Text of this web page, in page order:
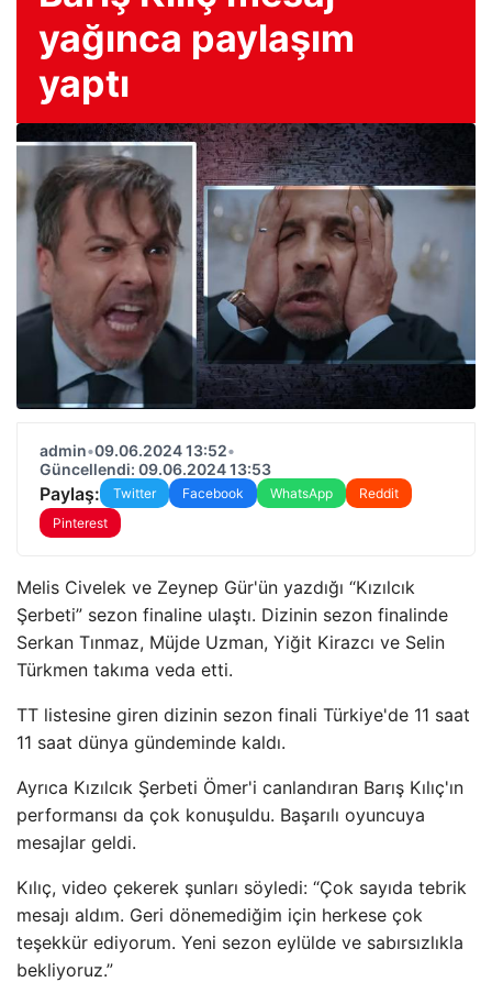
yağınca paylaşım
yaptı
admin•09.06.2024 13:52•
Güncellendi: 09.06.2024 13:53
Paylaş: Twitter Facebook WhatsApp
Reddit
Pinterest
Melis Civelek ve Zeynep Gür'ün yazdığı “Kızılcık
Şerbeti” sezon finaline ulaştı. Dizinin sezon finalinde
Serkan Tınmaz, Müjde Uzman, Yiğit Kirazcı ve Selin
Türkmen takıma veda etti.
TT listesine giren dizinin sezon finali Türkiye'de 11 saat
11 saat dünya gündeminde kaldı.
Ayrıca Kızılcık Şerbeti Ömer'i canlandıran Barış Kılıç'ın
performansı da çok konuşuldu. Başarılı oyuncuya
mesajlar geldi.
Kılıç, video çekerek şunları söyledi: “Çok sayıda tebrik
mesajı aldım. Geri dönemediğim için herkese çok
teşekkür ediyorum. Yeni sezon eylülde ve sabırsızlıkla
bekliyoruz.”